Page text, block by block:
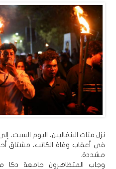
نزل مئات البنغاليين، اليوم السبت،
في أعقاب وفاة الكاتب، مشتاق
مشددة.
وجاب المتظاهرون جامعة دكا